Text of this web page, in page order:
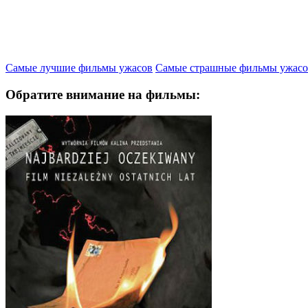
Самые лучшие фильмы ужасов Самые страшные фильмы
Обратите внимание на фильмы: